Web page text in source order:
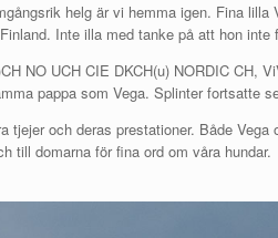
helg är vi hemma igen. Fina
Inte illa med tanke på att hon
NO UCH CIE DKCH(u) NORDIC
pappa som Vega. Splinter fortsatte
tjejer och deras prestationer. Både
till domarna för fina ord om våra hundar.